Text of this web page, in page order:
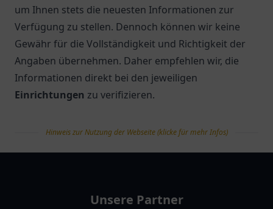
um Ihnen stets die neuesten Informationen zur
Verfügung zu stellen. Dennoch können wir keine
Gewähr für die Vollständigkeit und Richtigkeit der
Angaben übernehmen. Daher empfehlen wir, die
Informationen direkt bei den jeweiligen
Einrichtungen zu verifizieren.
Hinweis zur Nutzung der Webseite (klicke für mehr Infos)
Unsere Partner